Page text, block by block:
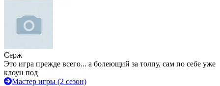
Серж
Это игра прежде всего... а болеющий за толпу, сам по себе уже
клоун под
Мастер игры (2 сезон)